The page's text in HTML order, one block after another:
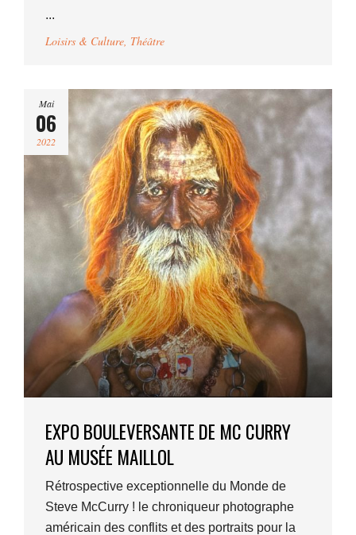
...
Loisirs & Culture Théâtre
Mai
06
2022
EXPO BOULEVERSANTE DE MC CURRY
AU MUSÉE MAILLOL
Rétrospective exceptionnelle du Monde de
Steve McCurry ! le chroniqueur photographe
américain des conflits et des portraits pour la